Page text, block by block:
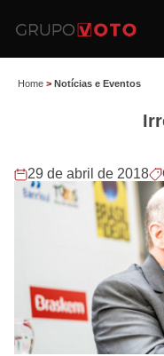
Home > Notícias e Eventos
29 de abril de 2018